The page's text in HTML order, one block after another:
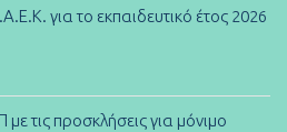
για το εκπαιδευτικό έτος 2026
τις προσκλήσεις για μόνιμο